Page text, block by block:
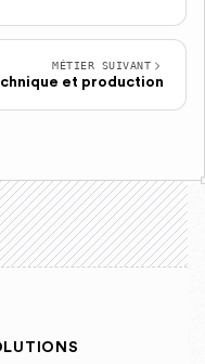
MÉTIER SUIVANT
et production